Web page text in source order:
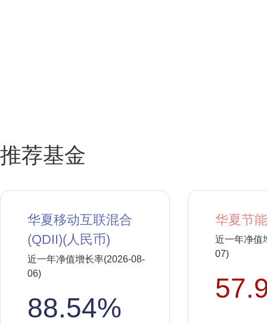
推荐基金
华夏移动互联混合
(QDII)(人民币)
近一年净值增长率(2026-08-
06)
88.54%
华夏节
近一年净值
07)